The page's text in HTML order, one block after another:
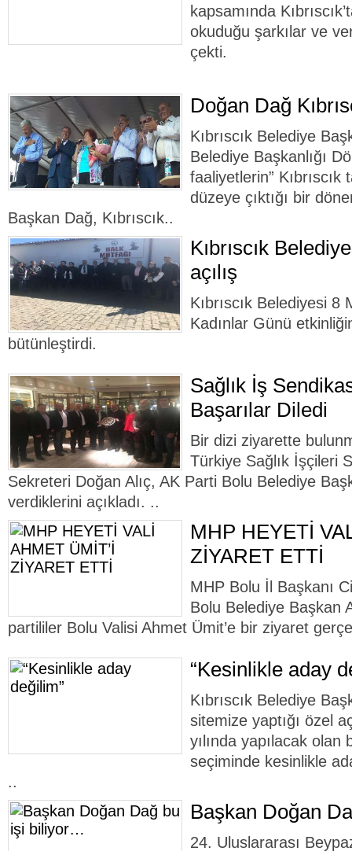
kapsamında
okuduğu şarkılar ve
çekti.
Doğan Dağ
Kıbrıscık Belediye
Belediye Başkanlığı
faaliyetlerin”
düzeye çıktığı bir
Başkan Dağ, Kıbrıscık..
Kıbrıscık
açılış
Kıbrıscık Belediyesi
Kadınlar Günü
bütünleştirdi.
Sağlık İş
Başarılar Diledi
Bir dizi ziyarette
Türkiye Sağlık İşçileri
Sekreteri Doğan Alıç, AK Parti Bolu Belediye
verdiklerini açıkladı. ..
MHP HEYETİ
ZİYARET ETTİ
MHP Bolu İl Başkanı
Bolu Belediye Başkan
partililer Bolu Valisi Ahmet Ümit’e bir ziyaret
“Kesinlikle aday
Kıbrıscık Belediye
sitemize yaptığı özel
yılında yapılacak olan
seçiminde kesinlikle
..
Başkan Doğan
24. Uluslararası